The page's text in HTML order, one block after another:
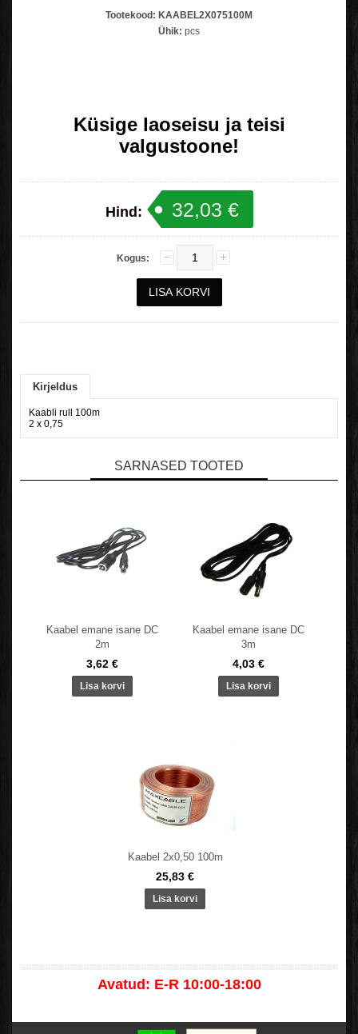
Tootekood: KAABEL2X075100M
Ühik: pcs
Küsige laoseisu ja teisi
valgustoone!
Hind: 32,03 €
Kogus:
Kirjeldus
Kaabli rull 100m
2 x 0,75
SARNASED TOOTED
Kaabel emane isane DC
2m
3,62 €
Kaabel emane isane DC
3m
4,03 €
Kaabel 2x0,50 100m
25,83 €
Avatud: E-R 10:00-18:00